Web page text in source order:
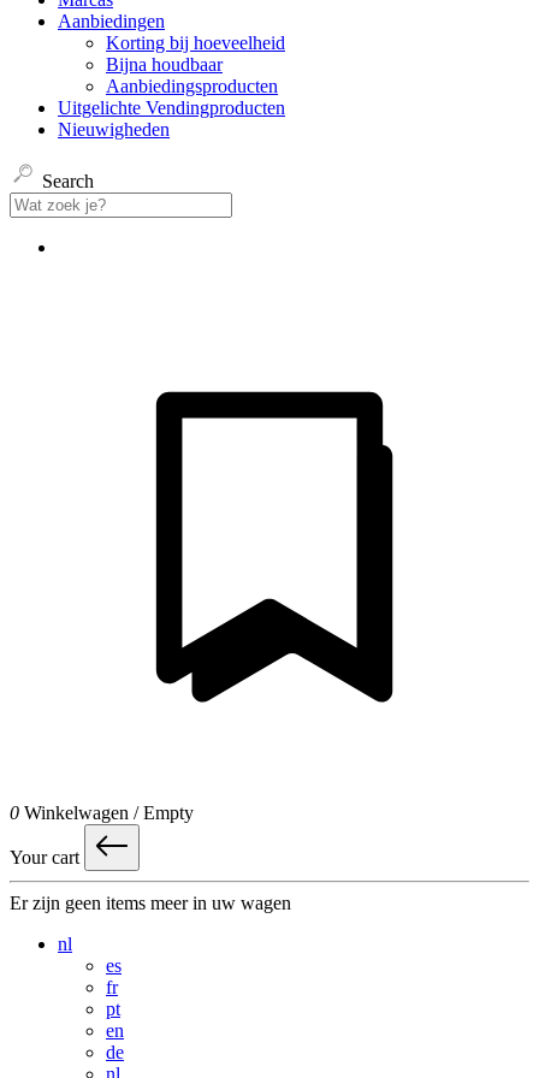
Aanbiedingen
Korting bij hoeveelheid
Bijna houdbaar
Aanbiedingsproducten
Uitgelichte Vendingproducten
Nieuwigheden
Search
0 Winkelwagen /Empty
Your cart
Er zijn geen items meer in uw wagen
nl
es
fr
pt
en
de
nl